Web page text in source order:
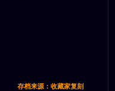
存档来源：收藏家复刻